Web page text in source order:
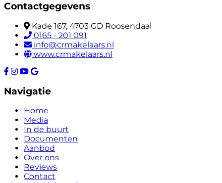
Contactgegevens
Kade 167, 4703 GD Roosendaal
0165 - 201 091
info@crmakelaars.nl
www.crmakelaars.nl
Navigatie
Home
Media
In de buurt
Documenten
Aanbod
Over ons
Reviews
Contact